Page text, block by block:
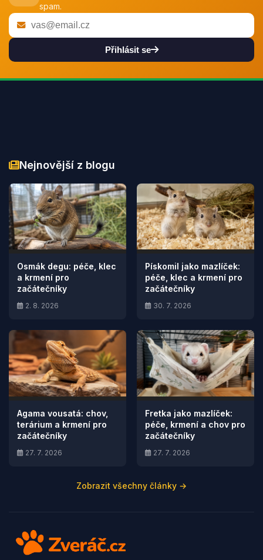
spam.
Přihlásit se
Nejnovější z blogu
Osmák degu: péče, klec
a krmení pro
začátečníky
2. 8. 2026
Pískomil jako mazlíček:
péče, klec a krmení pro
začátečníky
30. 7. 2026
Agama vousatá: chov,
terárium a krmení pro
začátečníky
27. 7. 2026
Fretka jako mazlíček:
péče, krmení a chov pro
začátečníky
27. 7. 2026
Zobrazit všechny články →